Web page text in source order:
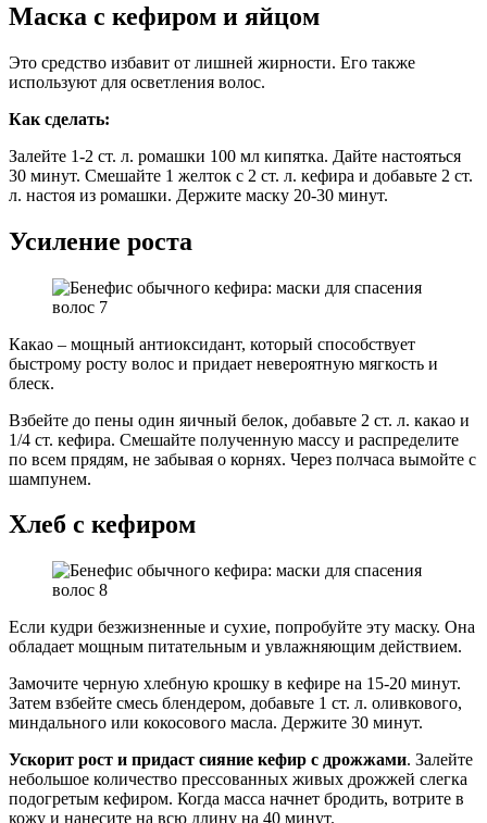
Маска с кефиром и яйцом
Это средство избавит от лишней жирности. Его также
используют для осветления волос.
Как сделать:
Залейте 1-2 ст. л. ромашки 100 мл кипятка. Дайте настояться
30 минут. Смешайте 1 желток с 2 ст. л. кефира и добавьте 2 ст.
л. настоя из ромашки. Держите маску 20-30 минут.
Усиление роста
Какао – мощный антиоксидант, который способствует
быстрому росту волос и придает невероятную мягкость и
блеск.
Взбейте до пены один яичный белок, добавьте 2 ст. л. какао и
1/4 ст. кефира. Смешайте полученную массу и распределите
по всем прядям, не забывая о корнях. Через полчаса вымойте с
шампунем.
Хлеб с кефиром
Если кудри безжизненные и сухие, попробуйте эту маску. Она
обладает мощным питательным и увлажняющим действием.
Замочите черную хлебную крошку в кефире на 15-20 минут.
Затем взбейте смесь блендером, добавьте 1 ст. л. оливкового,
миндального или кокосового масла. Держите 30 минут.
Ускорит рост и придаст сияние кефир с дрожжами. Залейте
небольшое количество прессованных живых дрожжей слегка
подогретым кефиром. Когда масса начнет бродить, вотрите в
кожу и нанесите на всю длину на 40 минут.